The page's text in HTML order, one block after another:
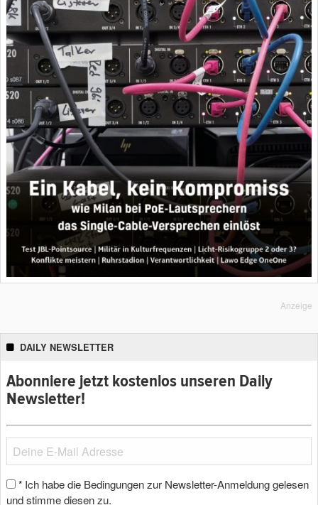
Anzeige
DAILY NEWSLETTER
Abonniere jetzt kostenlos unseren Daily
Newsletter!
* Ich habe die Bedingungen zur Newsletter-Anmeldung gelesen
und stimme diesen zu.